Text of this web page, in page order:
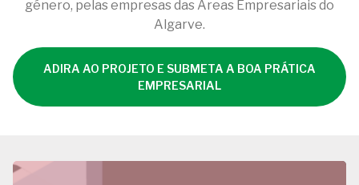
género, pelas empresas das Áreas Empresariais do
Algarve.
ADIRA AO PROJETO E SUBMETA A BOA PRÁTICA
EMPRESARIAL